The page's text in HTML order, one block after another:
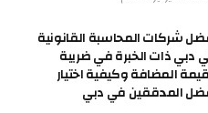
المحاسبة القانونية
الخبرة في ضريبة
وكيفية اختيار
في دبي